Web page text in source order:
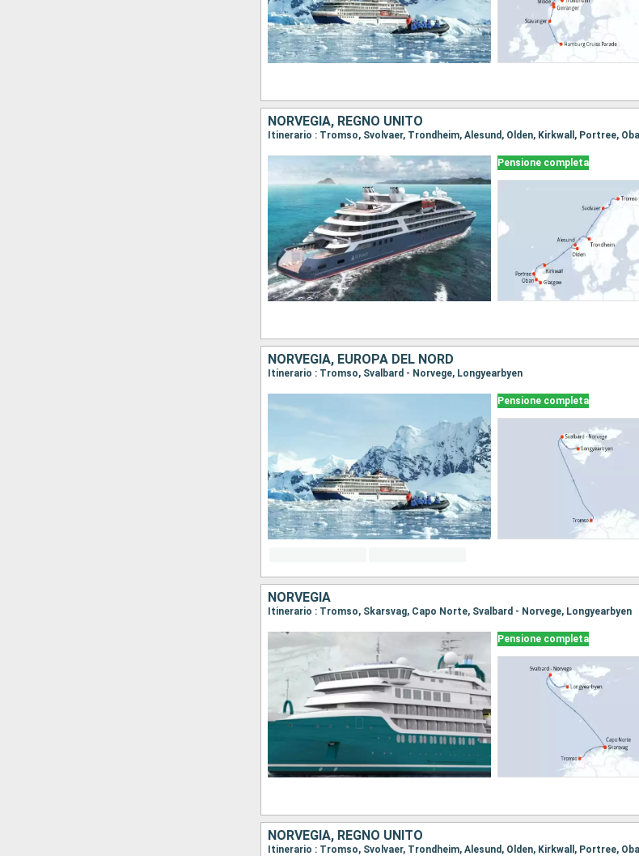
NORVEGIA, REGNO UNITO
Itinerario : Tromso, Svolvaer, Trondheim, Alesund, Olden, Kirkwall, Portree,
Pensione completa
NORVEGIA, EUROPA DEL NORD
Itinerario : Tromso, Svalbard - Norvege, Longyearbyen
Pensione completa
NORVEGIA
Itinerario : Tromso, Skarsvag, Capo Norte, Svalbard - Norvege, Longyearbyen
Pensione completa
NORVEGIA, REGNO UNITO
Itinerario : Tromso, Svolvaer, Trondheim, Alesund, Olden, Kirkwall, Portree,